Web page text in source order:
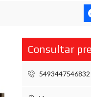
Consultar